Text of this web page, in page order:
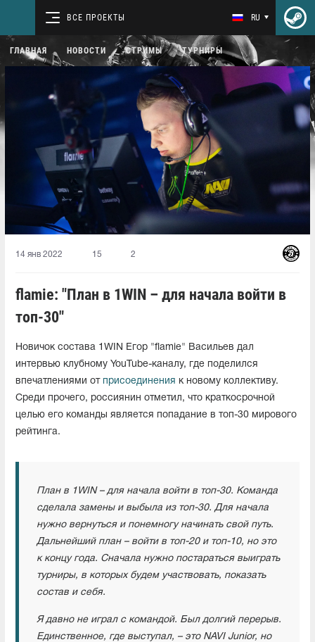
ВСЕ ПРОЕКТЫ RU
ГЛАВНАЯ НОВОСТИ СТРИМЫ ТУРНИРЫ
14 янв 2022 15 2
flamie: "План в 1WIN – для начала войти в
топ-30"
Новичок состава 1WIN Егор "flamie" Васильев дал
интервью клубному YouTube-каналу, где поделился
впечатлениями от присоединения к новому коллективу.
Среди прочего, россиянин отметил, что краткосрочной
целью его команды является попадание в топ-30 мирового
рейтинга.
План в 1WIN – для начала войти в топ-30. Команда
сделала замены и выбыла из топ-30. Для начала
нужно вернуться и понемногу начинать свой путь.
Дальнейший план – войти в топ-20 и топ-10, но это
к концу года. Сначала нужно постараться выиграть
турниры, в которых будем участвовать, показать
состав и себя.
Я давно не играл с командой. Был долгий перерыв.
Единственное, где выступал, – это NAVI Junior, но